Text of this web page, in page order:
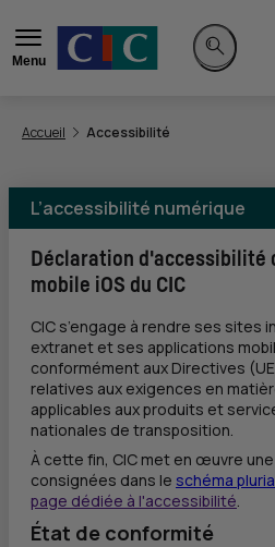
Menu
Accueil Accessibilité
L’accessibilité numérique
Déclaration d'accessibilité
mobile iOS du CIC
CIC s’engage à rendre ses sites
extranet et ses applications
conformément aux Directives
relatives aux exigences en
applicables aux produits et
nationales de transposition.
À cette fin, CIC met en œuvre
consignées dans le schéma
page dédiée à l'accessibilité.
État de conformité